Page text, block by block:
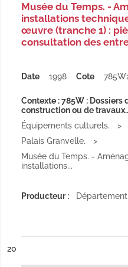
Musée du Temps. -
installations
œuvre (tranche 1) :
consultation des
Date 1998 Cote
Contexte : 785W : Dossiers
construction ou de
Équipements culturels.
Palais Granvelle.
Musée du Temps. -
installations...
Producteur :
n°
20